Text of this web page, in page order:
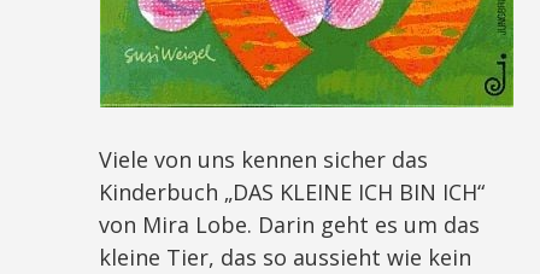
Viele von uns kennen sicher das
Kinderbuch „DAS KLEINE ICH BIN ICH“
von Mira Lobe. Darin geht es um das
kleine Tier, das so aussieht wie kein